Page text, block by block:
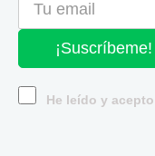
¡Suscríbeme!
He leído y